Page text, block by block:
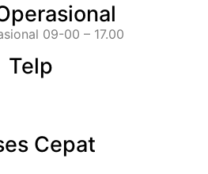
09-00 – 17.00
Telp
Cepat